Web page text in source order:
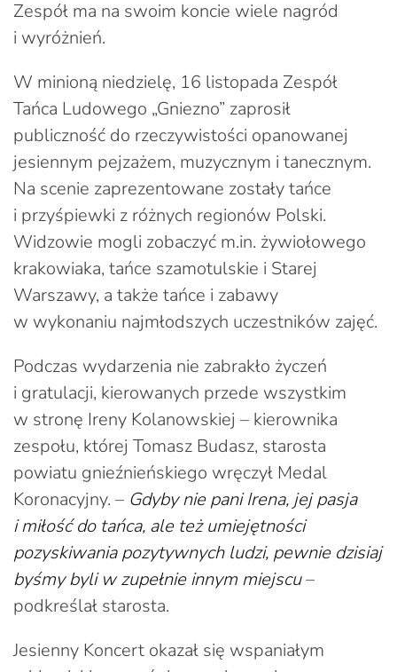
Zespół ma na swoim koncie wiele nagród
i wyróżnień.
W minioną niedzielę, 16 listopada Zespół
Tańca Ludowego „Gniezno” zaprosił
publiczność do rzeczywistości opanowanej
jesiennym pejzażem, muzycznym i tanecznym.
Na scenie zaprezentowane zostały tańce
i przyśpiewki z różnych regionów Polski.
Widzowie mogli zobaczyć m.in. żywiołowego
krakowiaka, tańce szamotulskie i Starej
Warszawy, a także tańce i zabawy
w wykonaniu najmłodszych uczestników zajęć.
Podczas wydarzenia nie zabrakło życzeń
i gratulacji, kierowanych przede wszystkim
w stronę Ireny Kolanowskiej – kierownika
zespołu, której Tomasz Budasz, starosta
powiatu gnieźnieńskiego wręczył Medal
Koronacyjny. – Gdyby nie pani Irena, jej pasja
i miłość do tańca, ale też umiejętności
pozyskiwania pozytywnych ludzi, pewnie dzisiaj
byśmy byli w zupełnie innym miejscu–
podkreślał starosta.
Jesienny Koncert okazał się wspaniałym